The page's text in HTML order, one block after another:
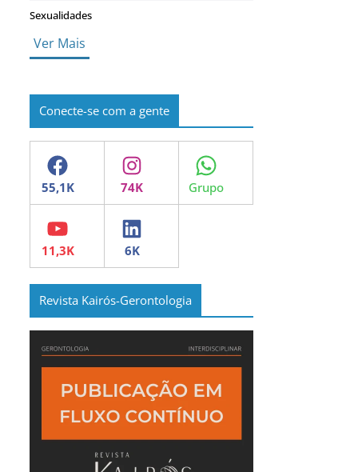
Sexualidades
Ver Mais
Conecte-se com a gente
Facebook Instagram WhatsApp
YouTube LinkedIn
Revista Kairós-Gerontologia